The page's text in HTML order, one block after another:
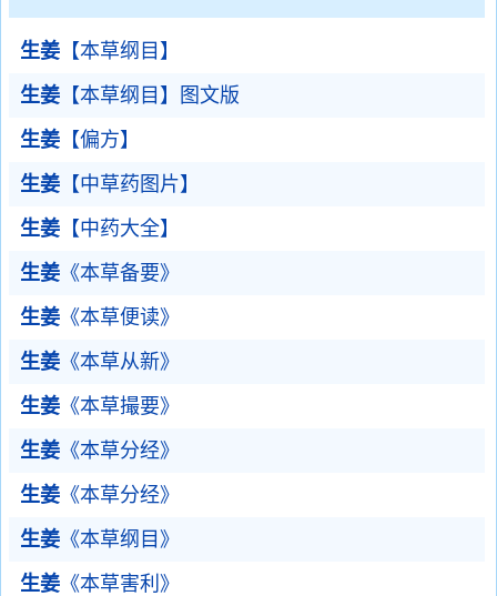
生姜 【本草纲目】
生姜 【本草纲目】图文版
生姜 【偏方】
生姜 【中草药图片】
生姜 【中药大全】
生姜 《本草备要》
生姜 《本草便读》
生姜 《本草从新》
生姜 《本草撮要》
生姜 《本草分经》
生姜 《本草分经》
生姜 《本草纲目》
生姜 《本草害利》